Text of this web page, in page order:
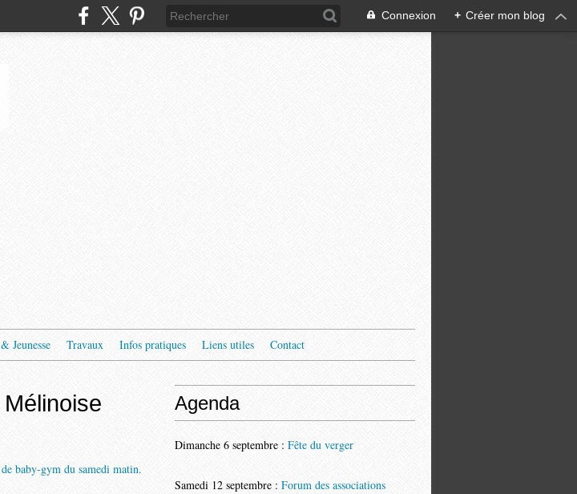
Connexion + Créer mon blog
Jeunesse Travaux Infos pratiques Liens utiles Contact
Agenda
Dimanche 6 septembre : Fête du verger
Samedi 12 septembre : Forum des associations